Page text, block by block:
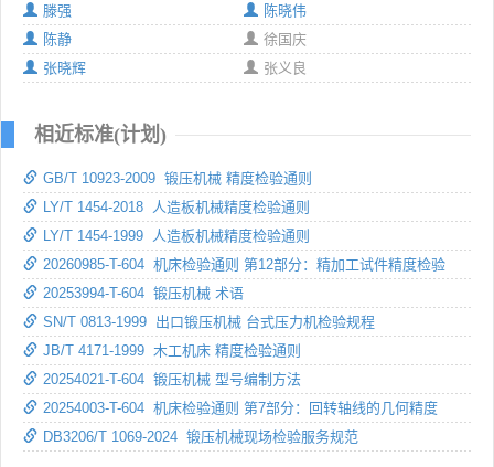
滕强
陈晓伟
陈静
徐国庆
张晓辉
张义良
相近标准(计划)
GB/T 10923-2009 锻压机械 精度检验通则
LY/T 1454-2018 人造板机械精度检验通则
LY/T 1454-1999 人造板机械精度检验通则
20260985-T-604 机床检验通则 第12部分：精加工试件精度检验
20253994-T-604 锻压机械 术语
SN/T 0813-1999 出口锻压机械 台式压力机检验规程
JB/T 4171-1999 木工机床 精度检验通则
20254021-T-604 锻压机械 型号编制方法
20254003-T-604 机床检验通则 第7部分：回转轴线的几何精度
DB3206/T 1069-2024 锻压机械现场检验服务规范